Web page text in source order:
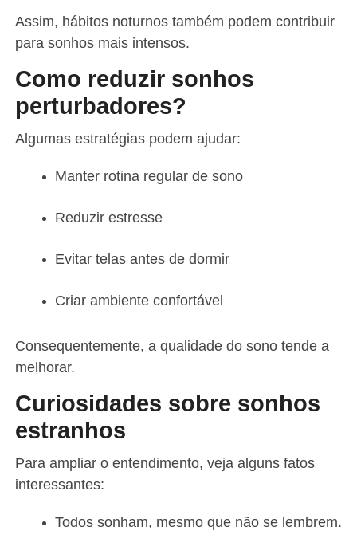
Assim, hábitos noturnos também podem contribuir
para sonhos mais intensos.
Como reduzir sonhos
perturbadores?
Algumas estratégias podem ajudar:
Manter rotina regular de sono
Reduzir estresse
Evitar telas antes de dormir
Criar ambiente confortável
Consequentemente, a qualidade do sono tende a
melhorar.
Curiosidades sobre sonhos
estranhos
Para ampliar o entendimento, veja alguns fatos
interessantes:
Todos sonham, mesmo que não se lembrem.